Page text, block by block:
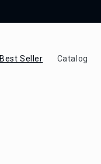
Best Seller Catalog